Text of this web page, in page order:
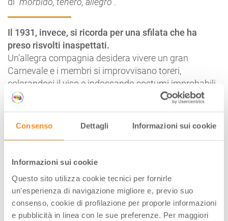
Consenso Dettagli Informazioni sui cookie
Informazioni sui cookie
Questo sito utilizza cookie tecnici per fornirle
un’esperienza di navigazione migliore e, previo suo
consenso, cookie di profilazione per proporle informazioni
e pubblicità in linea con le sue preferenze. Per maggiori
Il 1931, invece, si ricorda per una sfilata che ha
preso risvolti inaspettati.
Un’allegra compagnia desidera vivere un gran
Carnevale e i membri si improvvisano toreri,
colorandosi il viso e indossando costumi improbabili.
Tutto fila liscio fino a quando…
Ecco a seguire il
“Era il Mercoledì delle Ceneri ed io fin dall’una ero in
piazza per poter ammirare Il Carro della Carmen coi
vidi parecchi carabinieri attraversare la piazza di corsa
e si seppe che andavano ad arrestare tutti quelli del
carro.
Io, come Balilla, volevo prestare loro aiuto, per